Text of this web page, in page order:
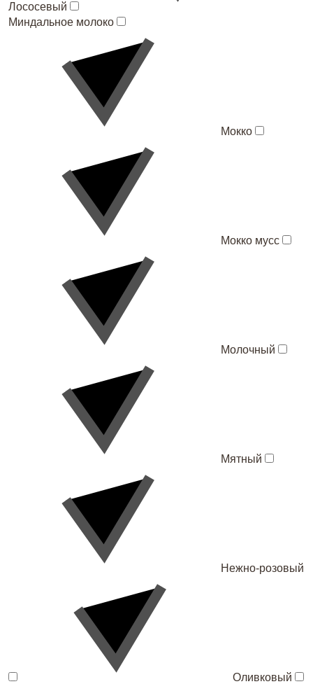
Лососевый
Миндальное молоко
Мокко
Мокко мусс
Молочный
Мятный
Нежно-розовый
Оливковый